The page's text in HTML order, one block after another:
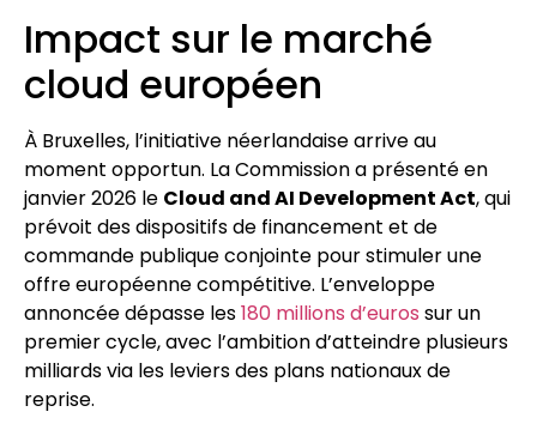
Impact sur le marché
cloud européen
À Bruxelles, l’initiative néerlandaise arrive au
moment opportun. La Commission a présenté en
janvier 2026 le Cloud and AI Development Act, qui
prévoit des dispositifs de financement et de
commande publique conjointe pour stimuler une
offre européenne compétitive. L’enveloppe
annoncée dépasse les180 millions d’euros sur un
premier cycle, avec l’ambition d’atteindre plusieurs
milliards via les leviers des plans nationaux de
reprise.